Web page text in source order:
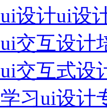
设计ui设
交互设计
交互式设
习ui设计